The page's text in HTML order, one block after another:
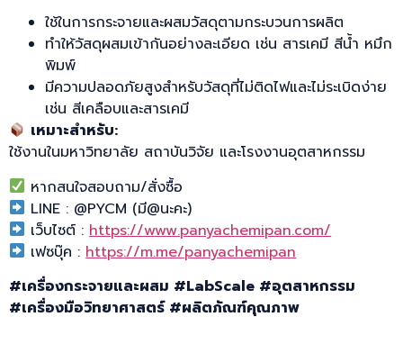
ใช้ในการกระจายและผสมวัสดุตามกระบวนการผลิต
ทำให้วัสดุผสมเข้ากันอย่างละเอียด เช่น สารเคมี สีน้ำ หมึก
พิมพ์
มีความปลอดภัยสูงสำหรับวัสดุที่ไม่ติดไฟและไม่ระเบิดง่าย
เช่น สีเคลือบและสารเคมี
เหมาะสำหรับ:
ใช้งานในมหาวิทยาลัย สถาบันวิจัย และโรงงานอุตสาหกรรม
หากสนใจสอบถาม/สั่งซื้อ
LINE : @PYCM (มี@นะคะ)
เว็บไซต์ : https://www.panyachemipan.com/
เฟซบุ๊ค : https://m.me/panyachemipan
#เครื่องกระจายและผสม #LabScale #อุตสาหกรรม
#เครื่องมือวิทยาศาสตร์ #ผลิตภัณฑ์คุณภาพ